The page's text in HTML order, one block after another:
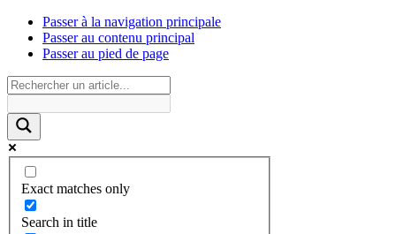
Passer à la navigation principale
Passer au contenu principal
Passer au pied de page
Exact matches only
Search in title